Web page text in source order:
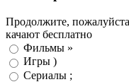
Продолжите,
качают бесплатно
Фильмы »
Игры )
Сериалы ;